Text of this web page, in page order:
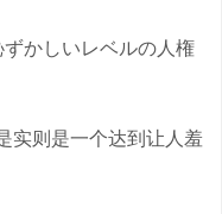
かしいレベルの人権
实则是一个达到让人羞